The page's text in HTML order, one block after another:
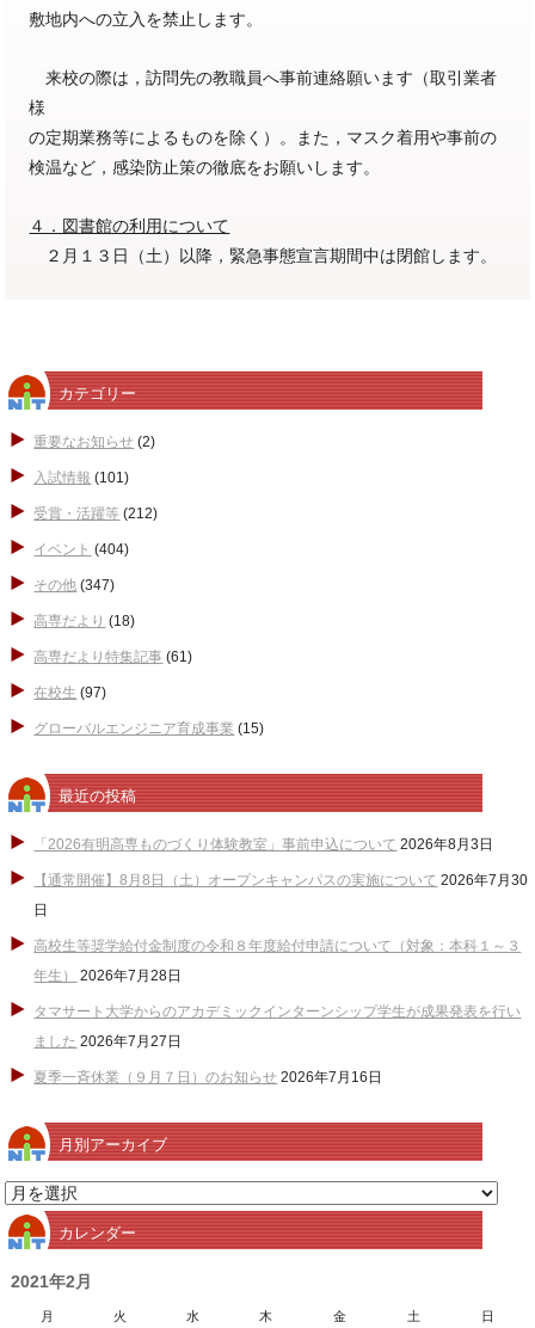
敷地内への立入を禁止します。
来校の際は，訪問先の教職員へ事前連絡願います（取引業者
様
の定期業務等によるものを除く）。また，マスク着用や事前の
検温など，感染防止策の徹底をお願いします。
４．図書館の利用について
２月１３日（土）以降，緊急事態宣言期間中は閉館します。
カテゴリー
重要なお知らせ (2)
入試情報 (101)
受賞・活躍等 (212)
イベント (404)
その他 (347)
高専だより (18)
高専だより特集記事 (61)
在校生 (97)
グローバルエンジニア育成事業 (15)
最近の投稿
「2026有明高専ものづくり体験教室」事前申込について 2026年8月3日
【通常開催】8月8日（土）オープンキャンパスの実施について 2026年7月30
日
高校生等奨学給付金制度の令和８年度給付申請について（対象：本科１～３
年生）
2026年7月28日
タマサート大学からのアカデミックインターンシップ学生が成果発表を行い
ました 2026年7月27日
夏季一斉休業（９月７日）のお知らせ 2026年7月16日
月別アーカイブ
月
別
ア
ー
カレンダー
2021年2月
月 火 水 木 金 土 日